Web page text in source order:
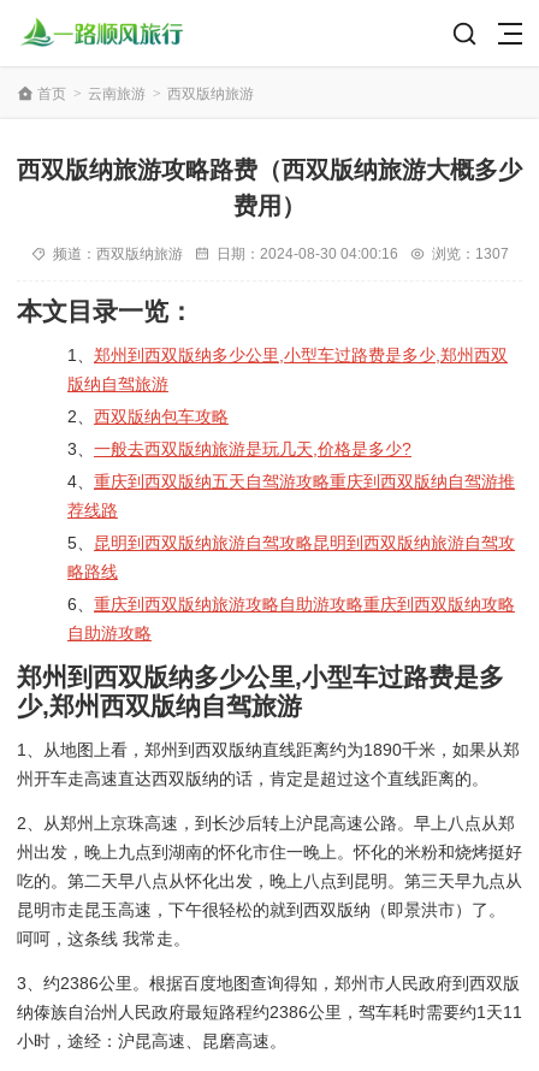
首页 > 云南旅游 > 西双版纳旅游
西双版纳旅游攻略路费（西双版纳旅游大概多少
费用）
频道： 西双版纳旅游 日期： 2024-08-30 04:00:16 浏览：1307
本文目录一览：
1、 郑州到西双版纳多少公里,小型车过路费是多少,郑州西双
版纳自驾旅游
2、 西双版纳包车攻略
3、 一般去西双版纳旅游是玩几天,价格是多少?
4、 重庆到西双版纳五天自驾游攻略重庆到西双版纳自驾游推
荐线路
5、 昆明到西双版纳旅游自驾攻略昆明到西双版纳旅游自驾攻
略路线
6、 重庆到西双版纳旅游攻略自助游攻略重庆到西双版纳攻略
自助游攻略
郑州到西双版纳多少公里,小型车过路费是多
少,郑州西双版纳自驾旅游
1、从地图上看，郑州到西双版纳直线距离约为1890千米，如果从郑
州开车走高速直达西双版纳的话，肯定是超过这个直线距离的。
2、从郑州上京珠高速，到长沙后转上沪昆高速公路。早上八点从郑
州出发，晚上九点到湖南的怀化市住一晚上。怀化的米粉和烧烤挺好
吃的。第二天早八点从怀化出发，晚上八点到昆明。第三天早九点从
昆明市走昆玉高速，下午很轻松的就到西双版纳（即景洪市）了。
呵呵，这条线 我常走。
3、约2386公里。根据百度地图查询得知，郑州市人民政府到西双版
纳傣族自治州人民政府最短路程约2386公里，驾车耗时需要约1天11
小时，途经：沪昆高速、昆磨高速。